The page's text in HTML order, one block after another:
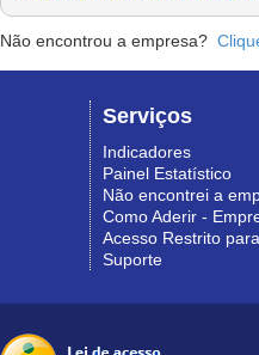
Não encontrou a empresa?
Serviços
Indicadores
Painel Estatístico
Não encontrei a
Como Aderir -
Acesso Restrito
Suporte